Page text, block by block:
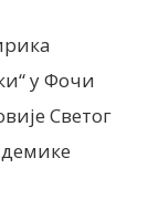
у Фочи
Светог